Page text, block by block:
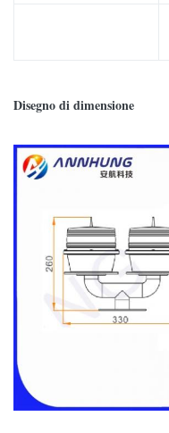
Disegno di dimensione